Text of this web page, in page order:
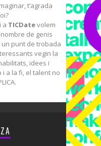
t’agrada
a TICDatevolem
de genis
punt de trobada
vegin la
idees i
a la fi, el talent no